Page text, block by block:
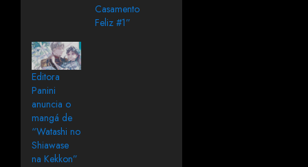
Casamento
Feliz #1”
Editora
Panini
anuncia o
mangá de
“Watashi no
Shiawase
na Kekkon”